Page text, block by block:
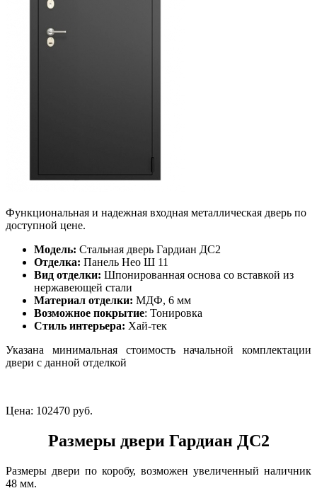
Функциональная и надежная входная металлическая дверь по
доступной цене.
Модель: Стальная дверь Гардиан ДС2
Отделка: Панель Нео Ш 11
Вид отделки: Шпонированная основа со вставкой из
нержавеющей стали
Материал отделки: МДФ, 6 мм
Возможное покрытие: Тонировка
Стиль интерьера: Хай-тек
Указана минимальная стоимость начальной комплектации
двери с данной отделкой
Цена: 102470 руб.
Размеры двери Гардиан ДС2
Размеры двери по коробу, возможен увеличенный наличник
48 мм.